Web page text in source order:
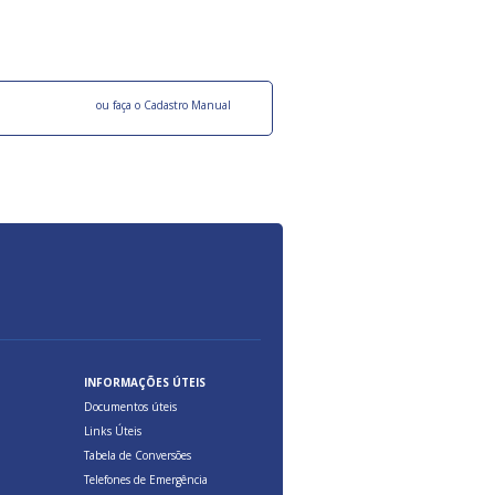
ou faça o Cadastro Manual
INFORMAÇÕES ÚTEIS
Documentos úteis
Links Úteis
Tabela de Conversões
Telefones de Emergência